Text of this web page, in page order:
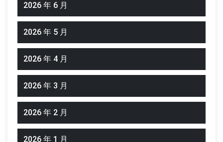
2026 年 6 月
2026 年 5 月
2026 年 4 月
2026 年 3 月
2026 年 2 月
2026 年 1 月